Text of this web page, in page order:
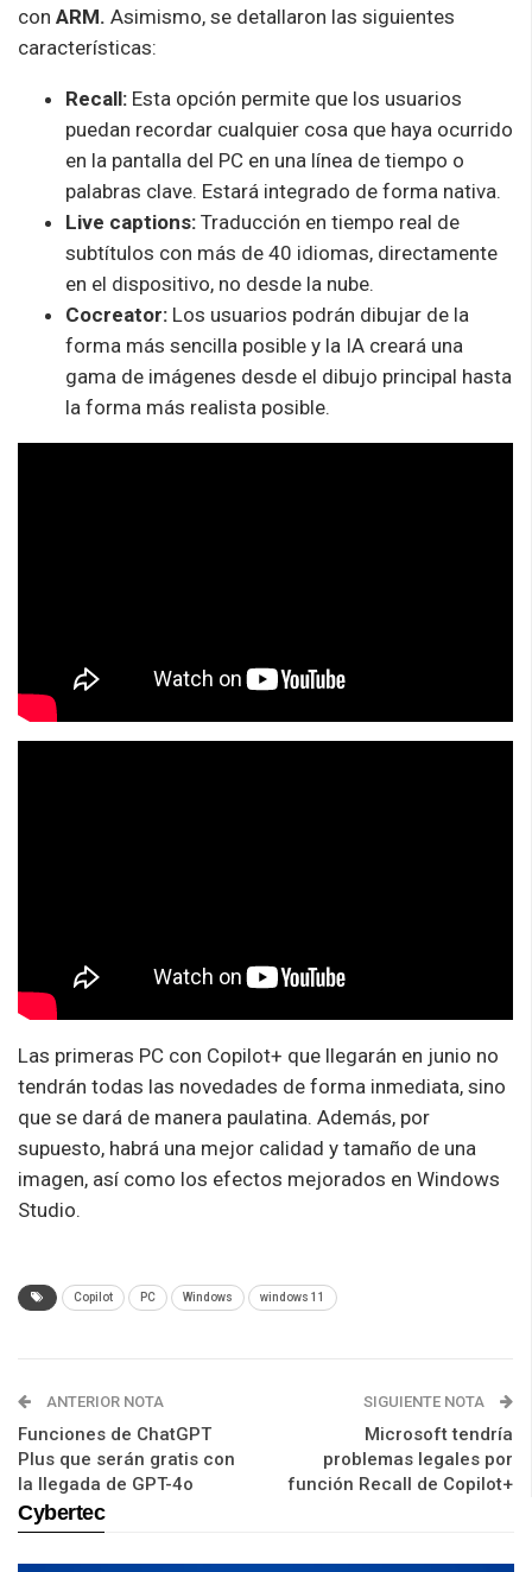
con ARM. Asimismo, se detallaron las siguientes
características:
Recall: Esta opción permite que los usuarios
puedan recordar cualquier cosa que haya ocurrido
en la pantalla del PC en una línea de tiempo o
palabras clave. Estará integrado de forma nativa.
Live captions: Traducción en tiempo real de
subtítulos con más de 40 idiomas, directamente
en el dispositivo, no desde la nube.
Cocreator: Los usuarios podrán dibujar de la
forma más sencilla posible y la IA creará una
gama de imágenes desde el dibujo principal hasta
la forma más realista posible.
Las primeras PC con Copilot+ que llegarán en junio no
tendrán todas las novedades de forma inmediata, sino
que se dará de manera paulatina. Además, por
supuesto, habrá una mejor calidad y tamaño de una
imagen, así como los efectos mejorados en Windows
Studio.
Copilot PC Windows windows 11
ANTERIOR NOTA
Funciones de ChatGPT
Plus que serán gratis con
la llegada de GPT-4o
SIGUIENTE NOTA
Microsoft tendría
problemas legales por
función Recall de Copilot+
Cybertec